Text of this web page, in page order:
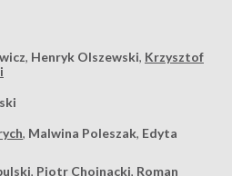
, Henryk Olszewski, Krzysztof
, Malwina Poleszak, Edyta
, Piotr Chojnacki, Roman